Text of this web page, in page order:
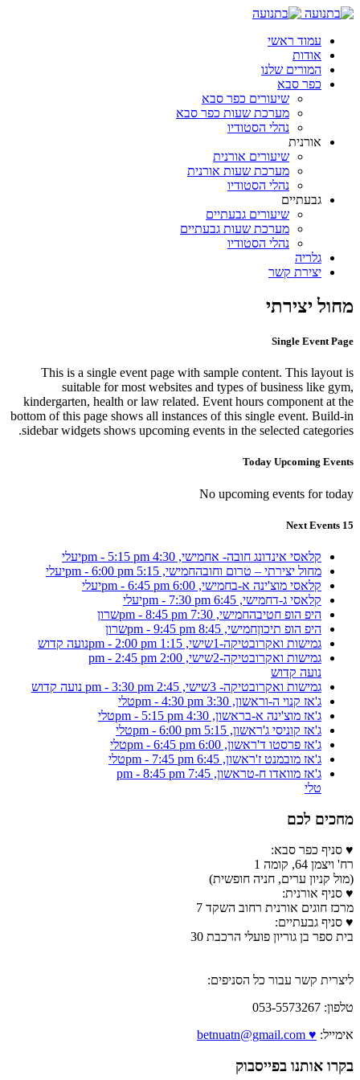
עמוד ראשי
אודות
המורים שלנו
כפר סבא
שיעורים כפר סבא
מערכת שעות כפר סבא
נהלי הסטודיו
אורנית
שיעורים אורנית
מערכת שעות אורנית
נהלי הסטודיו
גבעתיים
שיעורים גבעתיים
מערכת שעות גבעתיים
נהלי הסטודיו
גלריה
יצירת קשר
מחול יצירתי
Single Event Page
This is a single event page with sample content. This layout is
suitable for most websites and types of business like gym,
kindergarten, health or law related. Event hours component at the
bottom of this page shows all instances of this single event. Build-in
sidebar widgets shows upcoming events in the selected categories.
Today Upcoming Events
No upcoming events for today
15 Next Events
קלאסי אינדונג חובה- אחמישי, 4:30 pm - 5:15 pm
יעלי
מחול יצירתי – טרום וחובהחמישי, 5:15 pm - 6:00 pm
יעלי
קלאסי מוצ'ינה א-בחמישי, 6:00 pm - 6:45 pm
יעלי
קלאסי ג-דחמישי, 6:45 pm - 7:30 pm
יעלי
היפ הופ חטיבהחמישי, 7:30 pm - 8:45 pm
שרון
היפ הופ תיכוןחמישי, 8:45 pm - 9:45 pm
שרון
גמישות ואקרובטיקה-1 שישי, 1:15 pm - 2:00 pm
נועה קדוש
גמישות ואקרובטיקה-2 שישי, 2:00 pm - 2:45 pm
נועה קדוש
גמישות ואקרובטיקה- 3
שישי, 2:45 pm - 3:30 pm
נועה קדוש
ג'אז קנוי ה-וראשון, 3:30 pm - 4:30 pm
טלי
ג'אז מוצ'ינה א-בראשון, 4:30 pm - 5:15 pm
טלי
ג'אז קוניסי ג'ראשון, 5:15 pm - 6:00 pm
טלי
ג'אז פרסטו ד'ראשון, 6:00 pm - 6:45 pm
טלי
ג'אז מובמנט ז'ראשון, 6:45 pm - 7:45 pm
טלי
ג'אז מוואדו ח-טראשון, 7:45 pm - 8:45 pm
טלי
מחכים לכם
♥ סניף כפר סבא:
רח' ויצמן 64, קומה 1
(מול קניון ערים, חניה חופשית)
♥ סניף אורנית:
מרכז חוגים אורנית רחוב השקד 7
♥ סניף גבעתיים:
בית ספר בן גוריון פועלי הרכבת 30
ליצרית קשר עבור כל הסניפים:
טלפון: 053-5573267
אימייל: ♥ betnuatn@gmail.com
בקרו אותנו בפייסבוק